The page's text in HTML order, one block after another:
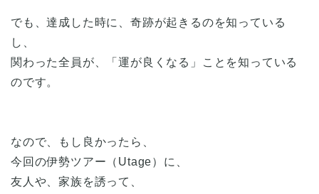
でも、達成した時に、奇跡が起きるのを知っている
し、
関わった全員が、「運が良くなる」ことを知っている
のです。
なので、もし良かったら、
今回の伊勢ツアー（Utage）に、
友人や、家族を誘って、